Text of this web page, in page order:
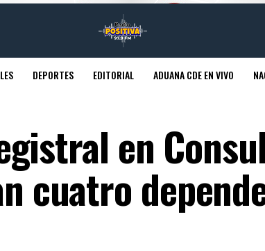
DEPORTES EDITORIAL ADUANA CDE EN VIVO
en
cuatro